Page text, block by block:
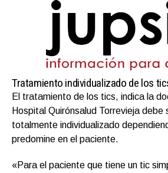
Tratamiento individualizado de los
El tratamiento de los tics, indica la
Hospital Quirónsalud Torrevieja debe
totalmente individualizado
predomine en el paciente.
«Para el paciente que tiene un tic